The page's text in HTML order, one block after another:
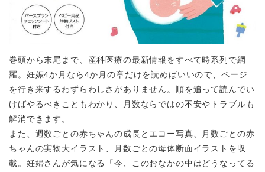
巻頭から末尾まで、産科医療の最新情報をすべて時系列で網
羅。妊娠4か月なら4か月の章だけを読めばいいので、ページ
を行き来するわずらわしさがありません。順を追って読んでい
けばやるべきこともわかり、月数ならではの不安やトラブルも
解消できます。
また、週数ごとの赤ちゃんの成長とエコー写真、月数ごとの赤
ちゃんの実物大イラスト、月数ごとの母体断面イラストを収
載。妊婦さんが気になる「今、このおなかの中はどうなってる